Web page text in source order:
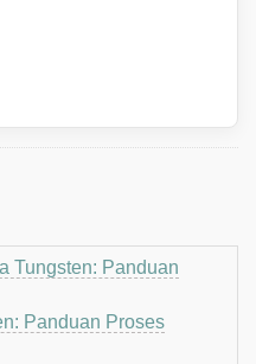
Tungsten: Panduan
Panduan Proses